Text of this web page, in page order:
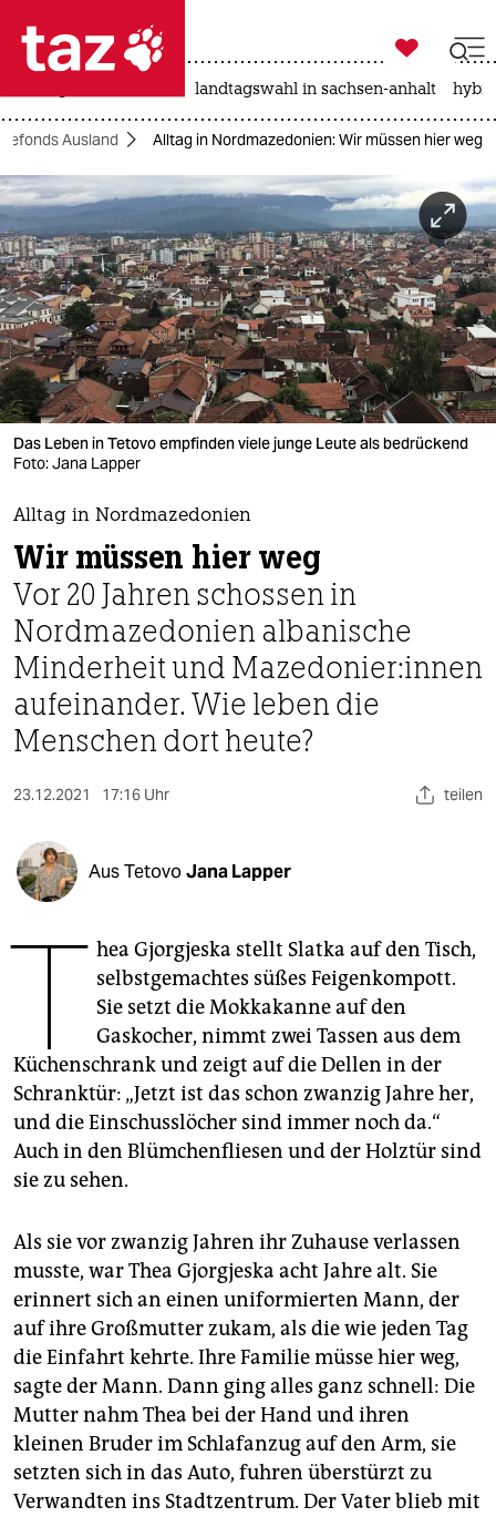
 taz zahl ich
taz zahl ich
themen
politik
öko
gesellschaft
kultur
sport
berlin
nord
wahrheit
verlag
verlag
veranstaltungen
unterstützen
genossenschaft
epaper login

taz zahl ich
landtagswahl in sachsen-anhalt
Ausland Alltag in Nordmazedonien: Wir müssen hier weg
Das Leben in Tetovo empfinden viele junge Leute als bedrückend
Foto: Jana Lapper
Alltag in Nordmazedonien
Wir müssen hier weg
Vor 20 Jahren schossen in
Nordmazedonien albanische
Minderheit und Ma­ze­do­nie­r:in­nen
aufeinander. Wie leben die
Menschen dort heute?
23.12.2021 17:16 Uhr teilen
Aus TetovoJana Lapper
T hea Gjorgjeska stellt Slatka auf den Tisch,
selbstgemachtes süßes Feigenkompott.
Sie setzt die Mokka­kanne auf den
Gaskocher, nimmt zwei Tassen aus dem
Küchenschrank und zeigt auf die Dellen in der
Schranktür: „Jetzt ist das schon zwanzig Jahre her,
und die Einschusslöcher sind immer noch da.“
Auch in den Blümchenfliesen und der Holztür sind
sie zu sehen.
Als sie vor zwanzig Jahren ihr Zuhause verlassen
musste, war Thea Gjorgjeska acht Jahre alt. Sie
erinnert sich an einen uniformierten Mann, der
auf ihre Großmutter zukam, als die wie jeden Tag
die Einfahrt kehrte. Ihre Familie müsse hier weg,
sagte der Mann. Dann ging alles ganz schnell: Die
Mutter nahm Thea bei der Hand und ihren
kleinen Bruder im Schlafanzug auf den Arm, sie
setzten sich in das Auto, fuhren überstürzt zu
Verwandten ins Stadtzentrum. Der Vater blieb mit